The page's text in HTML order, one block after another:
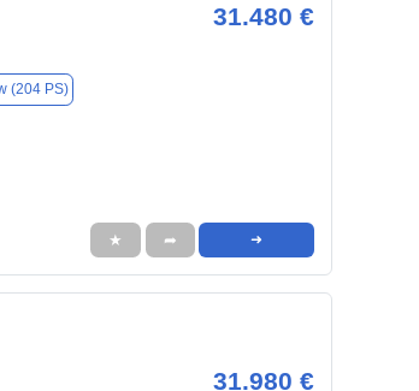
31.480 €
(204 PS)
★ ➦ ➜
31.980 €